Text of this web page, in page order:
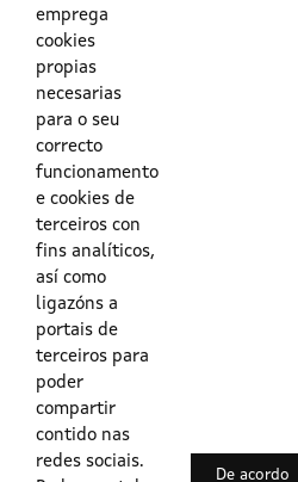
emprega
cookies
propias
necesarias
para o seu
correcto
funcionamento
e cookies de
terceiros con
fins analíticos,
así como
ligazóns a
portais de
terceiros para
poder
compartir
contido nas
redes sociais.
De acordo